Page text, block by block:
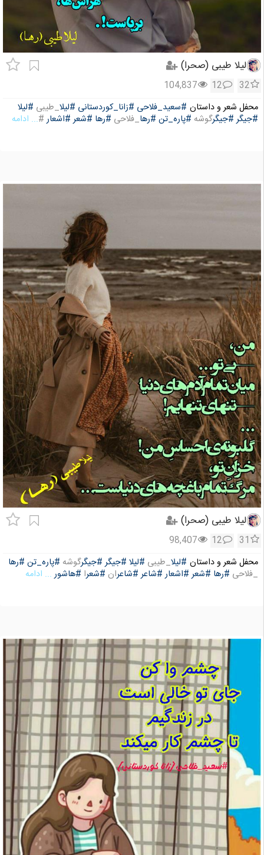
لیلا طیبی (صحرا)
32
12
104,837
محفل شعر و داستان #سعید_فلاحی #زانا_کوردستانی #لیلا_طیبی #لیلا
#جیگر #جیگرگوشه #پاره_تن #رها_فلاحی #رها #شعر #اشعار#... ادامه
لیلا طیبی (صحرا)
31
12
98,407
محفل شعر و داستان #لیلا_طیبی #لیلا #جیگر #جیگرگوشه #پاره_تن #رها
_فلاحی #رها #شعر #اشعار #شاعر #شاعران #شعرا #هاشور ... ادامه